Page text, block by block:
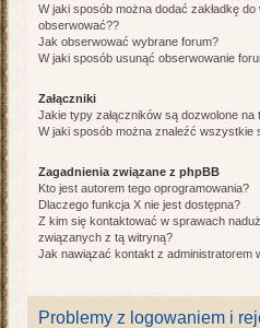
W jaki sposób można dodać zakładkę
obserwować??
Jak obserwować wybrane forum?
W jaki sposób usunąć obserwowanie
Załączniki
Jakie typy załączników są dozwolone na
W jaki sposób można znaleźć wszystkie
Zagadnienia związane z phpBB
Kto jest autorem tego oprogramowania?
Dlaczego funkcja X nie jest dostępna?
Z kim się kontaktować w sprawach
związanych z tą witryną?
Jak nawiązać kontakt z administratorem
Problemy z logowaniem i